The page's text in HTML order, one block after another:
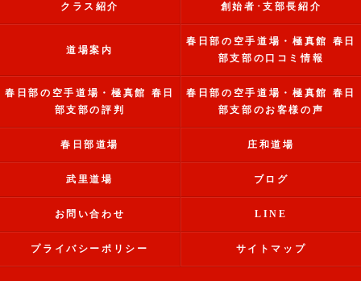
クラス紹介 創始者･支部長紹介
道場案内
春日部の空手道場・極真館 春日
部支部の口コミ情報
春日部の空手道場・極真館 春日
部支部の評判
春日部の空手道場・極真館 春日
部支部のお客様の声
春日部道場 庄和道場
武里道場 ブログ
お問い合わせ LINE
プライバシーポリシー サイトマップ